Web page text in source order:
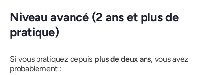
Niveau avancé (2 ans et plus de
pratique)
Si vous pratiquez depuis plus de deux ans, vous avez
probablement :